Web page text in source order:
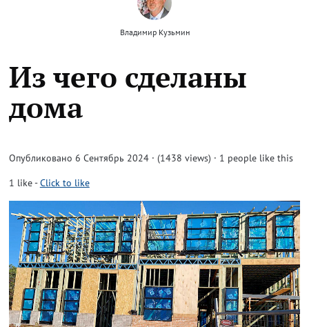
Владимир Кузьмин
Из чего сделаны
дома
Опубликовано 6 Сентябрь 2024 · (1438 views) · 1 people like this
1 like-Click to like